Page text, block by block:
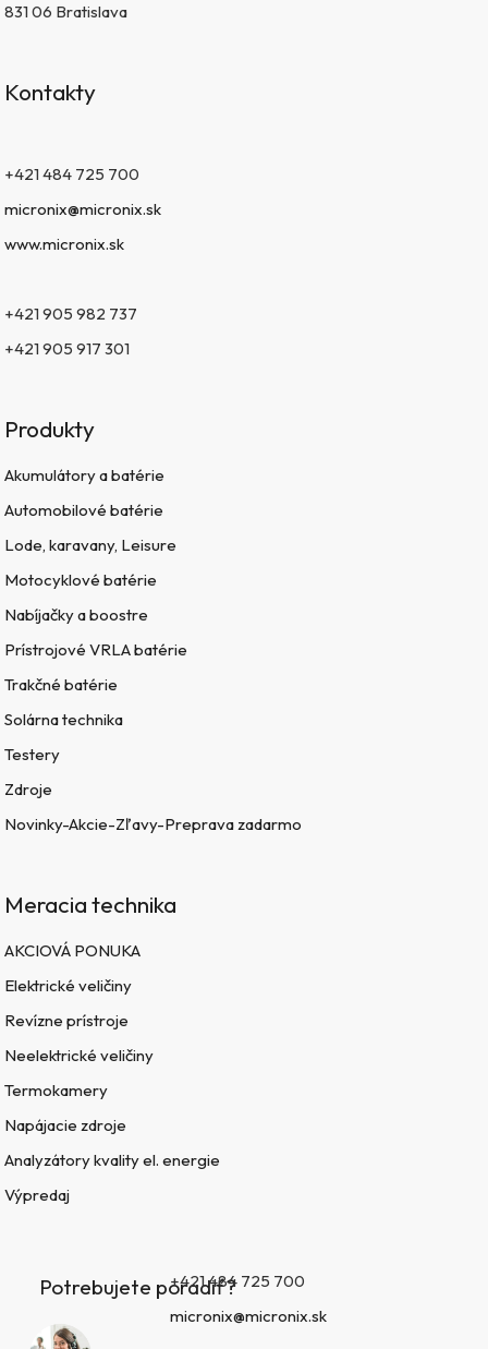
831 06 Bratislava
Kontakty
+421 484 725 700
micronix@micronix.sk
www.micronix.sk
+421 905 982 737
+421 905 917 301
Produkty
Akumulátory a batérie
Automobilové batérie
Lode, karavany, Leisure
Motocyklové batérie
Nabíjačky a boostre
Prístrojové VRLA batérie
Trakčné batérie
Solárna technika
Testery
Zdroje
Novinky-Akcie-Zľavy-Preprava zadarmo
Meracia technika
AKCIOVÁ PONUKA
Elektrické veličiny
Revízne prístroje
Neelektrické veličiny
Termokamery
Napájacie zdroje
Analyzátory kvality el. energie
Výpredaj
Potrebujete poradiť?+421 484 725 700
micronix@micronix.sk